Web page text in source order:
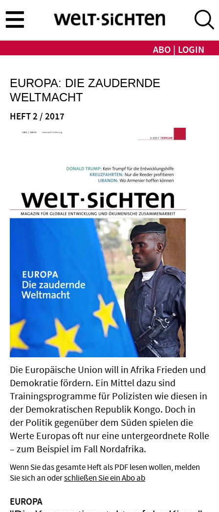
zum
Inhalt
ABO LOGIN
EUROPA: DIE ZAUDERNDE
WELTMACHT
HEFT 2 / 2017
Die Europäische Union will in Afrika Frieden und
Demokratie fördern. Ein Mittel dazu sind
Trainingsprogramme für Polizisten wie diesen in
der Demokratischen Republik Kongo. Doch in
der Politik gegenüber dem Süden spielen die
Werte Europas oft nur eine untergeordnete Rolle
– zum Beispiel im Fall Nordafrika.
Wenn Sie das gesamte Heft als PDF lesen wollen, melden
Sie sich an oderschließen Sie ein Abo ab
EUROPA